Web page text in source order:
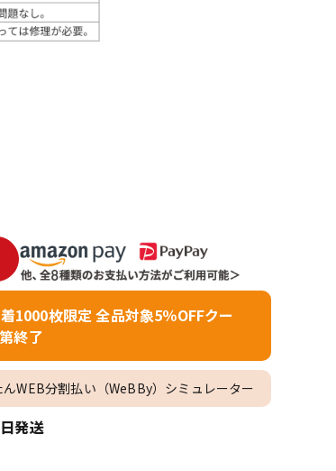
/ライブ
1000枚限定 全品対象5％OFFクー
終了
WEB分割払い（WeBBy）シミュレーター
発送